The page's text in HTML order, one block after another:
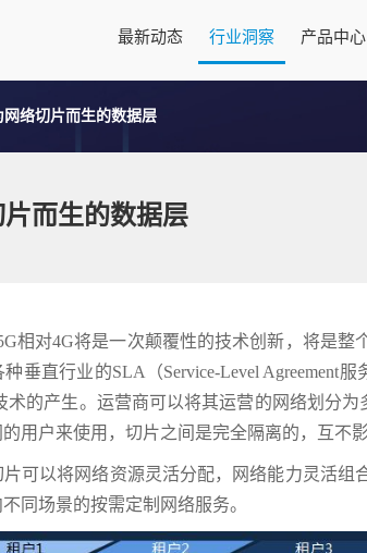
最新动态 行业洞察 产品中心
网络切片而生的数据层
片而生的数据层
相对4G将是一次颠覆性的技术创新，将是
垂直行业的SLA（Service-Level Agreement
术的产生。运营商可以将其运营的网络划分为
用户来使用，切片之间是完全隔离的，互不影
可以将网络资源灵活分配，网络能力灵活组
同场景的按需定制网络服务。